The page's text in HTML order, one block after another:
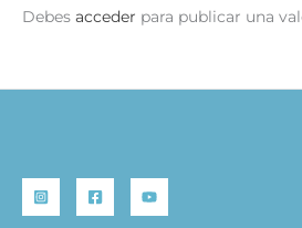
Debes acceder para publicar una